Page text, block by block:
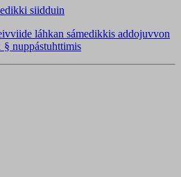
siidduin
láhkan sámedikkis addojuvvon
§ nuppástuhttimis